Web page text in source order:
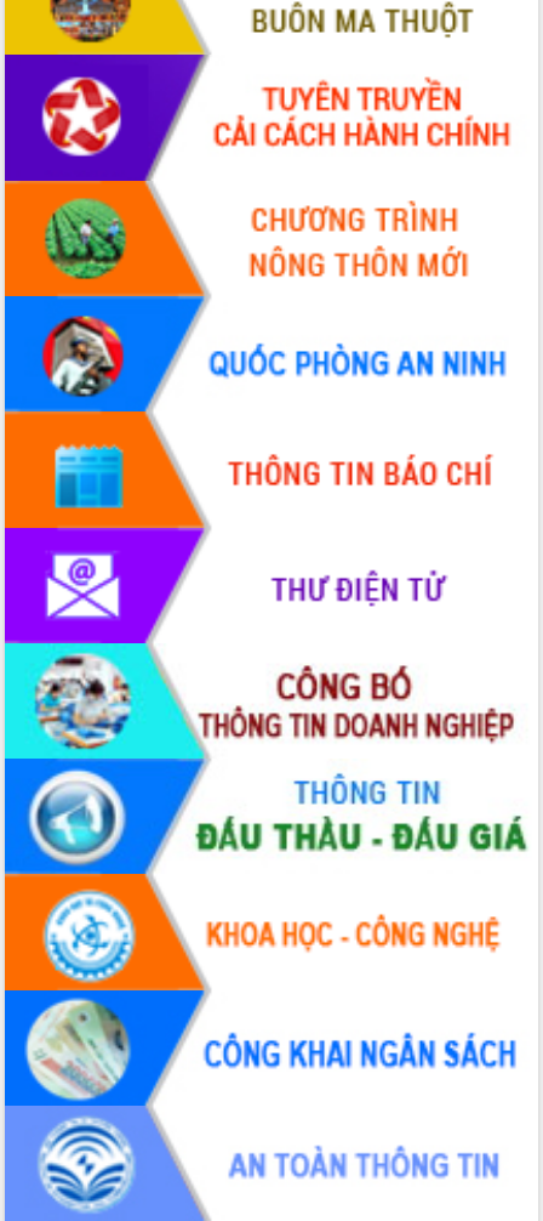
tâm Phục vụ hành chính công xã Ea
Xây dựng nền hành chính số đồng
hành cùng nông dân dân, doanh nghiệp
Giai đoạn 2026-2030, Đắk Lắk phấn
đấu có 77% xã đạt chuẩn nông thôn
Chuyển đổi số 'mở đường' cho nông
nghiệp Đắk Lắk tăng trưởng bứt phá
Triển khai đồng bộ đo đạc, lập hồ sơ
địa chính, hoàn thiện cơ sở dữ liệu đất
đai
Ứng dụng sinh trắc học - Bước tiến
trong hành trình chuyển đổi số tại Đắk
Lắk
Đắk Lắk nâng cao hiệu quả công tác
Đảng từ Sổ tay đảng viên điện tử
Đắk Lắk đẩy mạnh nuôi biển công
nghệ, hướng tới phát triển thủy sản
bền vững
Tập huấn nâng cao năng lực triển khai
chuyển đổi số cho cán bộ, công chức
cấp xã
Đắk Lắk phát động hưởng ứng Ngày
Quyền của người tiêu dùng Việt Nam
2026
Đẩy mạnh cải cách hành chính, quyết
tâm đạt được mục tiêu tăng trưởng
hai con số trong năm 2026
Tổ chức trang trọng Lễ hội Đền thờ
Lương Văn Chánh năm 2026
Phó Bí thư Tỉnh ủy Đắk Lắk Đỗ Hữu
Huy giữ chức Bí thư Đảng ủy Ủy Ban
Nhân dân tỉnh
Bệnh án điện tử thúc đẩy chuyển đổi
số y tế tại Đắk Lắk
Chuyển đổi số thư viện: Mở rộng
không gian tri thức trong thời đại số
Đánh giá, rút kinh nghiệm công tác tổ
chức diễn tập trước ngày bầu cử
Chương trình “Gặp gỡ hữu nghị –
Friendship Meeting New Year 2026”
Bầu cử Quốc hội và HĐND: Cử tri Đắk
Lắk gửi gắm niềm tin, kỳ vọng vào lá
phiếu
Đắk Lắk sẵn sàng các điều kiện cho